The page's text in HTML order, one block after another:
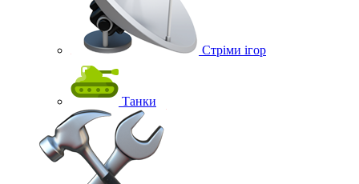
Стріми ігор
Танки